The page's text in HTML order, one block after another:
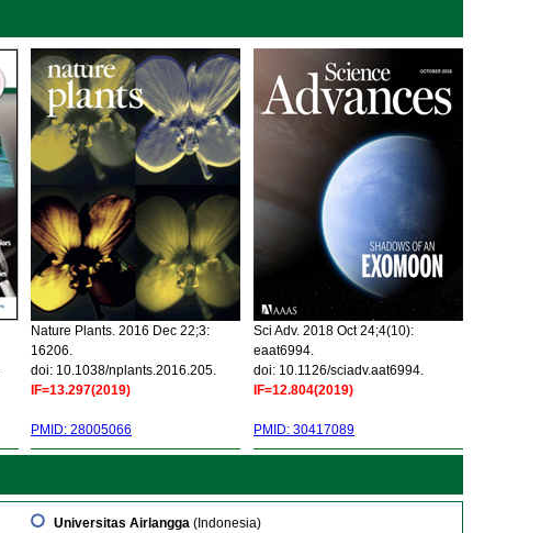
Nature Plants. 2016 Dec 22;3:
16206.
doi: 10.1038/nplants.2016.205.
IF=13.297(2019)
PMID: 28005066
Sci Adv. 2018 Oct 24;4(10):
eaat6994.
doi: 10.1126/sciadv.aat6994.
IF=12.804(2019)
PMID: 30417089
Universitas Airlangga (Indonesia)